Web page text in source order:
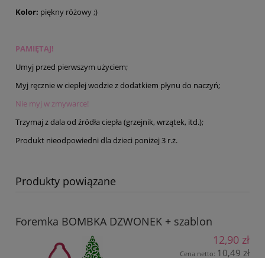
Kolor: piękny różowy ;)
PAMIĘTAJ!
Umyj przed pierwszym użyciem;
Myj ręcznie w ciepłej wodzie z dodatkiem płynu do naczyń;
Nie myj w zmywarce!
Trzymaj z dala od źródła ciepła (grzejnik, wrzątek, itd.);
Produkt nieodpowiedni dla dzieci poniżej 3 r.ż.
Produkty powiązane
Foremka BOMBKA DZWONEK + szablon
12,90 zł
Cena netto: 10,49 zł